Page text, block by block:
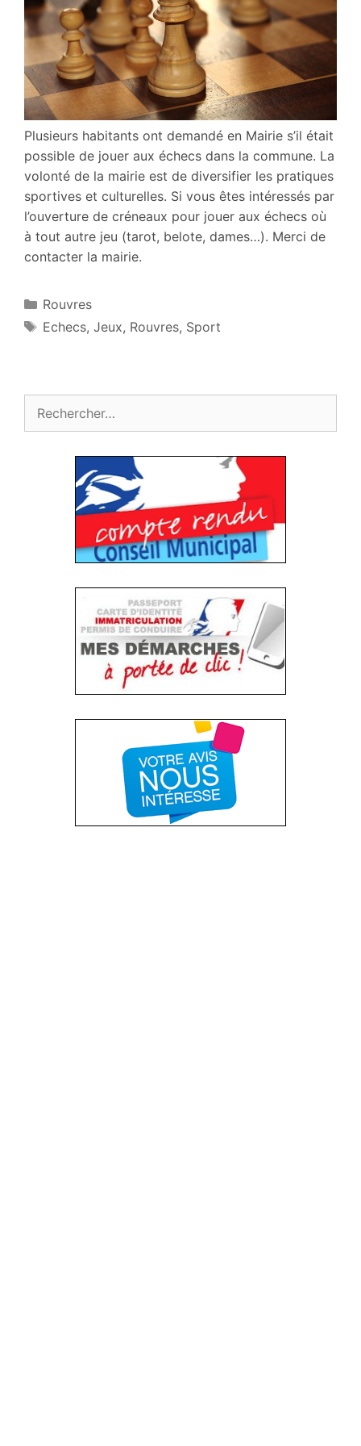
Plusieurs habitants ont demandé en Mairie s’il était
possible de jouer aux échecs dans la commune. La
volonté de la mairie est de diversifier les pratiques
sportives et culturelles. Si vous êtes intéressés par
l’ouverture de créneaux pour jouer aux échecs où
à tout autre jeu (tarot, belote, dames…). Merci de
contacter la mairie.
Catégories
Rouvres
Étiquettes
Echecs, Jeux, Rouvres, Sport